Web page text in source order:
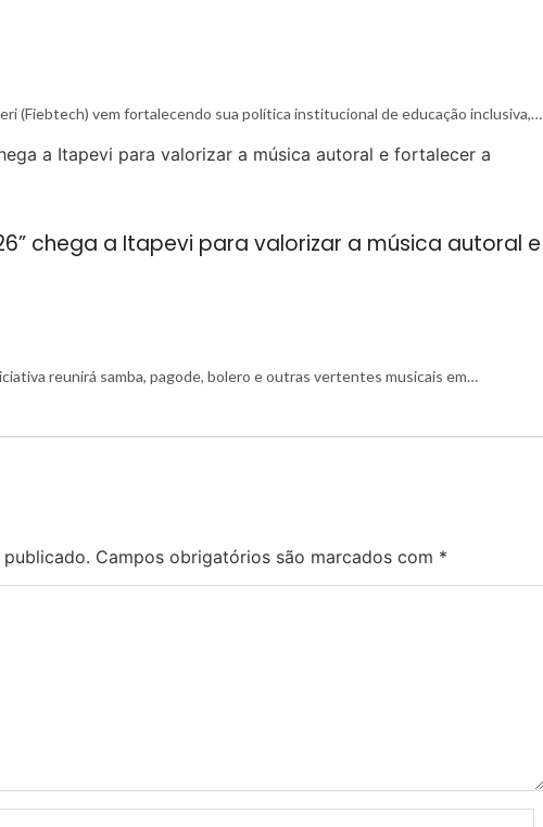
(Fiebtech) vem fortalecendo sua política institucional de educação inclusiva,…
chega a Itapevi para valorizar a música autoral e
reunirá samba, pagode, bolero e outras vertentes musicais em…
Campos obrigatórios são marcados com *